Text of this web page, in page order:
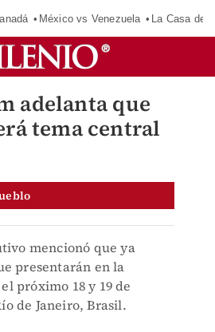
México vs Venezuela La Casa de
adelanta que
tema central
mencionó que ya
presentarán en la
próximo 18 y 19 de
de Janeiro, Brasil.